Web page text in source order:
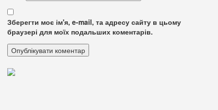
Зберегти моє ім'я, e-mail, та адресу сайту в цьому
браузері для моїх подальших коментарів.